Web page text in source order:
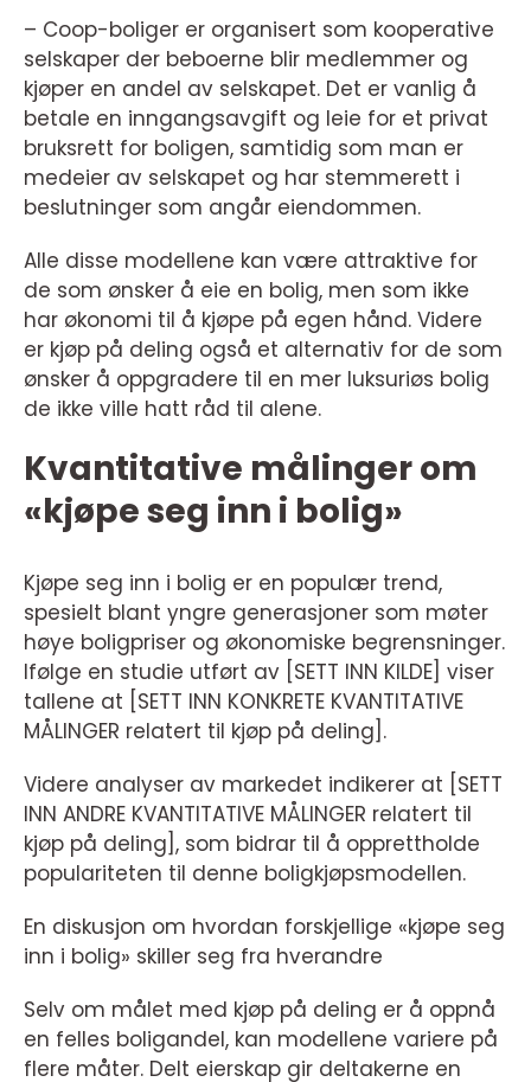
– Coop-boliger er organisert som kooperative
selskaper der beboerne blir medlemmer og
kjøper en andel av selskapet. Det er vanlig å
betale en inngangsavgift og leie for et privat
bruksrett for boligen, samtidig som man er
medeier av selskapet og har stemmerett i
beslutninger som angår eiendommen.
Alle disse modellene kan være attraktive for
de som ønsker å eie en bolig, men som ikke
har økonomi til å kjøpe på egen hånd. Videre
er kjøp på deling også et alternativ for de som
ønsker å oppgradere til en mer luksuriøs bolig
de ikke ville hatt råd til alene.
Kvantitative målinger om
«kjøpe seg inn i bolig»
Kjøpe seg inn i bolig er en populær trend,
spesielt blant yngre generasjoner som møter
høye boligpriser og økonomiske begrensninger.
Ifølge en studie utført av [SETT INN KILDE] viser
tallene at [SETT INN KONKRETE KVANTITATIVE
MÅLINGER relatert til kjøp på deling].
Videre analyser av markedet indikerer at [SETT
INN ANDRE KVANTITATIVE MÅLINGER relatert til
kjøp på deling], som bidrar til å opprettholde
populariteten til denne boligkjøpsmodellen.
En diskusjon om hvordan forskjellige «kjøpe seg
inn i bolig» skiller seg fra hverandre
Selv om målet med kjøp på deling er å oppnå
en felles boligandel, kan modellene variere på
flere måter. Delt eierskap gir deltakerne en